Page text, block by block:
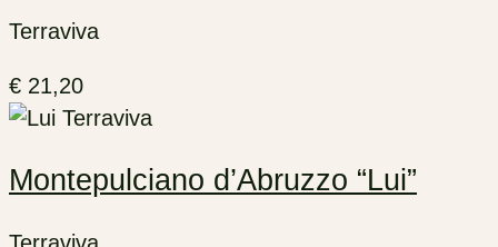
Terraviva
€ 21,20
Montepulciano d’Abruzzo “Lui”